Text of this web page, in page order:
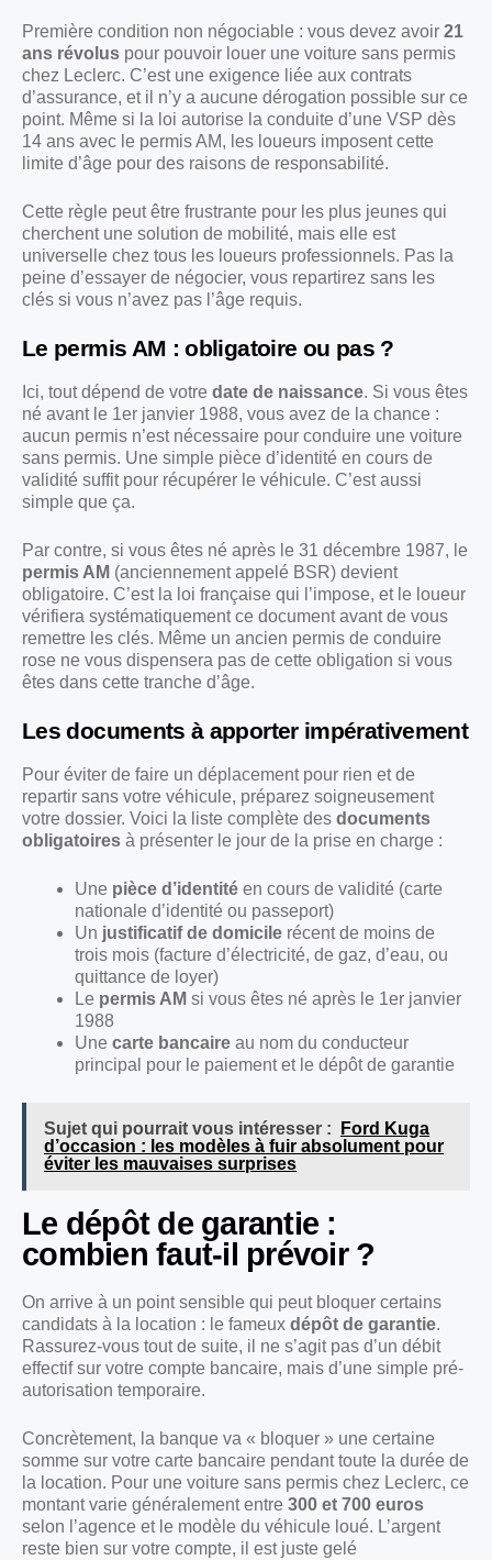
Première condition non négociable : vous devez avoir 21
ans révolus pour pouvoir louer une voiture sans permis
chez Leclerc. C’est une exigence liée aux contrats
d’assurance, et il n’y a aucune dérogation possible sur ce
point. Même si la loi autorise la conduite d’une VSP dès
14 ans avec le permis AM, les loueurs imposent cette
limite d’âge pour des raisons de responsabilité.
Cette règle peut être frustrante pour les plus jeunes qui
cherchent une solution de mobilité, mais elle est
universelle chez tous les loueurs professionnels. Pas la
peine d’essayer de négocier, vous repartirez sans les
clés si vous n’avez pas l’âge requis.
Le permis AM : obligatoire ou pas ?
Ici, tout dépend de votre date de naissance. Si vous êtes
né avant le 1er janvier 1988, vous avez de la chance :
aucun permis n’est nécessaire pour conduire une voiture
sans permis. Une simple pièce d’identité en cours de
validité suffit pour récupérer le véhicule. C’est aussi
simple que ça.
Par contre, si vous êtes né après le 31 décembre 1987, le
permis AM (anciennement appelé BSR) devient
obligatoire. C’est la loi française qui l’impose, et le loueur
vérifiera systématiquement ce document avant de vous
remettre les clés. Même un ancien permis de conduire
rose ne vous dispensera pas de cette obligation si vous
êtes dans cette tranche d’âge.
Les documents à apporter impérativement
Pour éviter de faire un déplacement pour rien et de
repartir sans votre véhicule, préparez soigneusement
votre dossier. Voici la liste complète des documents
obligatoires à présenter le jour de la prise en charge :
Une pièce d’identité en cours de validité (carte
nationale d’identité ou passeport)
Un justificatif de domicile récent de moins de
trois mois (facture d’électricité, de gaz, d’eau, ou
quittance de loyer)
Le permis AM si vous êtes né après le 1er janvier
1988
Une carte bancaire au nom du conducteur
principal pour le paiement et le dépôt de garantie
Sujet qui pourrait vous intéresser :
Ford Kuga
d’occasion : les modèles à fuir absolument pour
éviter les mauvaises surprises
Le dépôt de garantie :
combien faut-il prévoir ?
On arrive à un point sensible qui peut bloquer certains
candidats à la location : le fameux dépôt de garantie.
Rassurez-vous tout de suite, il ne s’agit pas d’un débit
effectif sur votre compte bancaire, mais d’une simple pré-
autorisation temporaire.
Concrètement, la banque va « bloquer » une certaine
somme sur votre carte bancaire pendant toute la durée de
la location. Pour une voiture sans permis chez Leclerc, ce
montant varie généralement entre 300 et 700 euros
selon l’agence et le modèle du véhicule loué. L’argent
reste bien sur votre compte, il est juste gelé